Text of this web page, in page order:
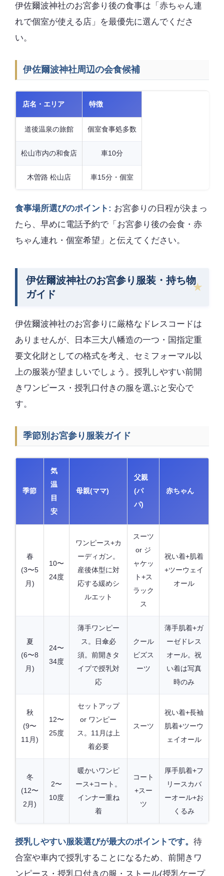
伊佐爾波神社のお宮参り後の食事は「赤ちゃん連
れで個室が使える店」を最優先に選んでくださ
い。
伊佐爾波神社周辺の会食候補
店名・エリア 特徴
道後温泉の旅館 個室食事処多数
松山市内の和食店 車10分
木曽路 松山店 車15分・個室
食事場所選びのポイント: お宮参りの日程が決まっ
たら、早めに電話予約で「お宮参り後の会食・赤
ちゃん連れ・個室希望」と伝えてください。
伊佐爾波神社のお宮参り服装・持ち物
ガイド
伊佐爾波神社のお宮参りに厳格なドレスコードは
ありませんが、日本三大八幡造の一つ・国指定重
要文化財としての格式を考え、セミフォーマル以
上の服装が望ましいでしょう。授乳しやすい前開
きワンピース・授乳口付きの服を選ぶと安心で
す。
季節別お宮参り服装ガイド
季節
気
温
目
安
母親(ママ)
父親
(パ
パ)
赤ちゃん
春
(3〜5
月)
10〜
24度
ワンピース+カ
ーディガン。
産後体型に対
応する緩めシ
ルエット
スーツ
or ジ
ャケッ
ト+ス
ラック
ス
祝い着+肌着
+ツーウェイ
オール
夏
(6〜8
月)
24〜
34度
薄手ワンピー
ス。日傘必
須。前開きタ
イプで授乳対
応
クール
ビズス
ーツ
薄手肌着+ガ
ーゼドレス
オール。祝
い着は写真
時のみ
秋
(9〜
11月)
12〜
25度
セットアップ
or ワンピー
ス。11月は上
着必要
スーツ
祝い着+長袖
肌着+ツーウ
ェイオール
冬
(12〜
2月)
2〜
10度
暖かいワンピ
ース+コート。
インナー重ね
着
コート
+スー
ツ
厚手肌着+フ
リースカバ
ーオール+お
くるみ
授乳しやすい服装選びが最大のポイントです。 待
合室や車内で授乳することになるため、前開きワ
ンピース・授乳口付きの服・ストール(授乳ケープ